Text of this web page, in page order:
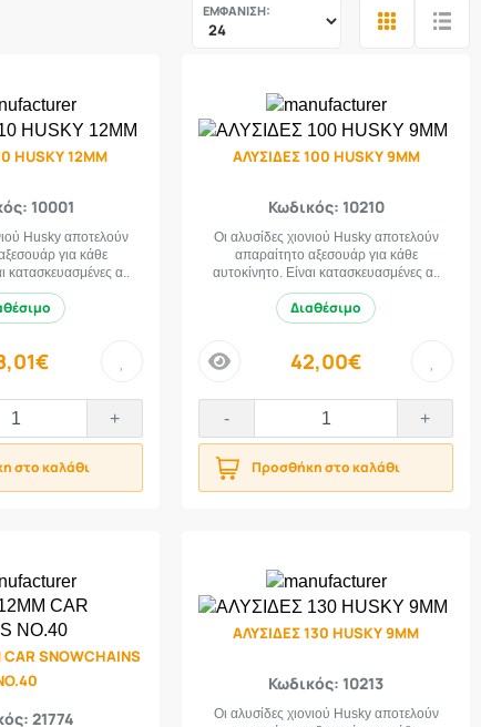
ΕΜΦΑΝΙΣΗ:
HUSKY 12MM
10001
Husky αποτελούν
για κάθε
κατασκευασμένες α..
+
στο καλάθι
ΑΛΥΣΙΔΕΣ 100 HUSKY 9MM
Κωδικός: 10210
Οι αλυσίδες χιονιού Husky αποτελούν
απαραίτητο αξεσουάρ για κάθε
αυτοκίνητο. Είναι κατασκευασμένες α..
Διαθέσιμο
price 42,00€
- +
Προσθήκη στο καλάθι
SNOWCHAINS
21774
ΑΛΥΣΙΔΕΣ 130 HUSKY 9MM
Κωδικός: 10213
Οι αλυσίδες χιονιού Husky αποτελούν